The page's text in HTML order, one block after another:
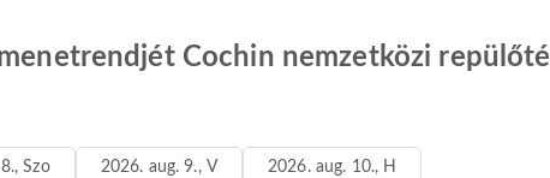
Cochin nemzetközi
Szo 2026. aug. 9., V 2026. aug. 10., H